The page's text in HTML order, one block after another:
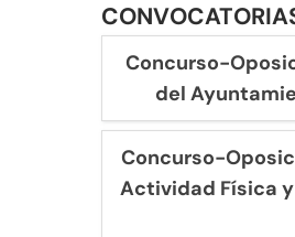
Concurso-
del
Concurso-
Actividad Física